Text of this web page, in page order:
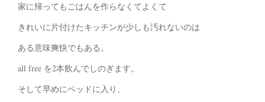
家に帰ってもごはんを作らなくてよくて
きれいに片付けたキッチンが少しも汚れないのは
ある意味爽快でもある。
all free を2本飲んでしのぎます。
そして早めにベッドに入り、